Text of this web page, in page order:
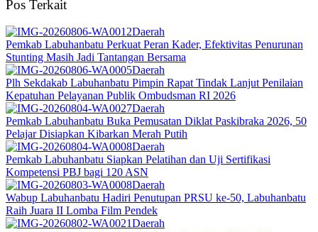
Pos Terkait
Daerah
Pemkab Labuhanbatu Perkuat Peran Kader, Efektivitas Penurunan
Stunting Masih Jadi Tantangan Bersama
Daerah
Plh Sekdakab Labuhanbatu Pimpin Rapat Tindak Lanjut Penilaian
Kepatuhan Pelayanan Publik Ombudsman RI 2026
Daerah
Pemkab Labuhanbatu Buka Pemusatan Diklat Paskibraka 2026, 50
Pelajar Disiapkan Kibarkan Merah Putih
Daerah
Pemkab Labuhanbatu Siapkan Pelatihan dan Uji Sertifikasi
Kompetensi PBJ bagi 120 ASN
Daerah
Wabup Labuhanbatu Hadiri Penutupan PRSU ke-50, Labuhanbatu
Raih Juara II Lomba Film Pendek
Daerah